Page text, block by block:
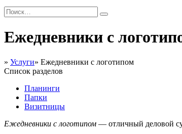
Ежедневники с
» Услуги» Ежедневники с логотипом
Список разделов
Планинги
Папки
Визитницы
Ежедневники с логотипом — отличный деловой